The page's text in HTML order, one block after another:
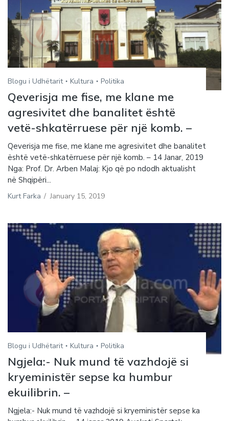
Blogu i Udhëtarit Kultura Politika
Qeverisja me fise, me klane me
agresivitet dhe banalitet është
vetë-shkatërruese për një komb. –
Qeverisja me fise, me klane me agresivitet dhe banalitet
është vetë-shkatërruese për një komb. – 14 Janar, 2019
Nga: Prof. Dr. Arben Malaj: Kjo që po ndodh aktualisht
në Shqipëri...
Kurt Farka / January 15, 2019
Blogu i Udhëtarit Kultura Politika
Ngjela:- Nuk mund të vazhdojë si
kryeministër sepse ka humbur
ekuilibrin. –
Ngjela:- Nuk mund të vazhdojë si kryeministër sepse ka